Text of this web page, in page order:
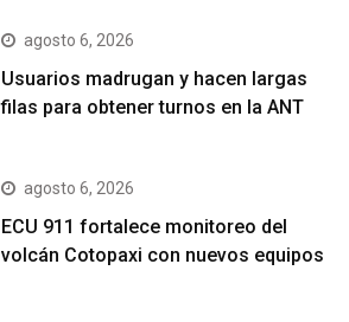
agosto 6, 2026
Usuarios madrugan y hacen largas
filas para obtener turnos en la ANT
agosto 6, 2026
ECU 911 fortalece monitoreo del
volcán Cotopaxi con nuevos equipos